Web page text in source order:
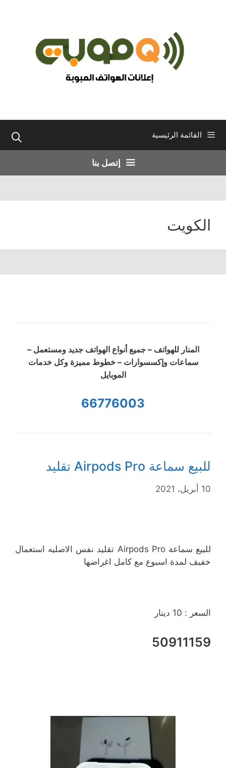
القائمة الرئيسية
إتصل بنا
الكويت
المنار للهواتف – جميع أنواع الهواتف جديد ومستعمل –
سماعات وإكسسوارات – خطوط مميزة وكل خدمات
الموبايل
66776003
للبيع سماعة Airpods Pro تقليد
10 أبريل، 2021
للبيع سماعة Airpods Pro تقليد نفس الاصليه استعمال
خفيف لمدة اسبوع مع كامل اغراضها
السعر : 10 دينار
50911159